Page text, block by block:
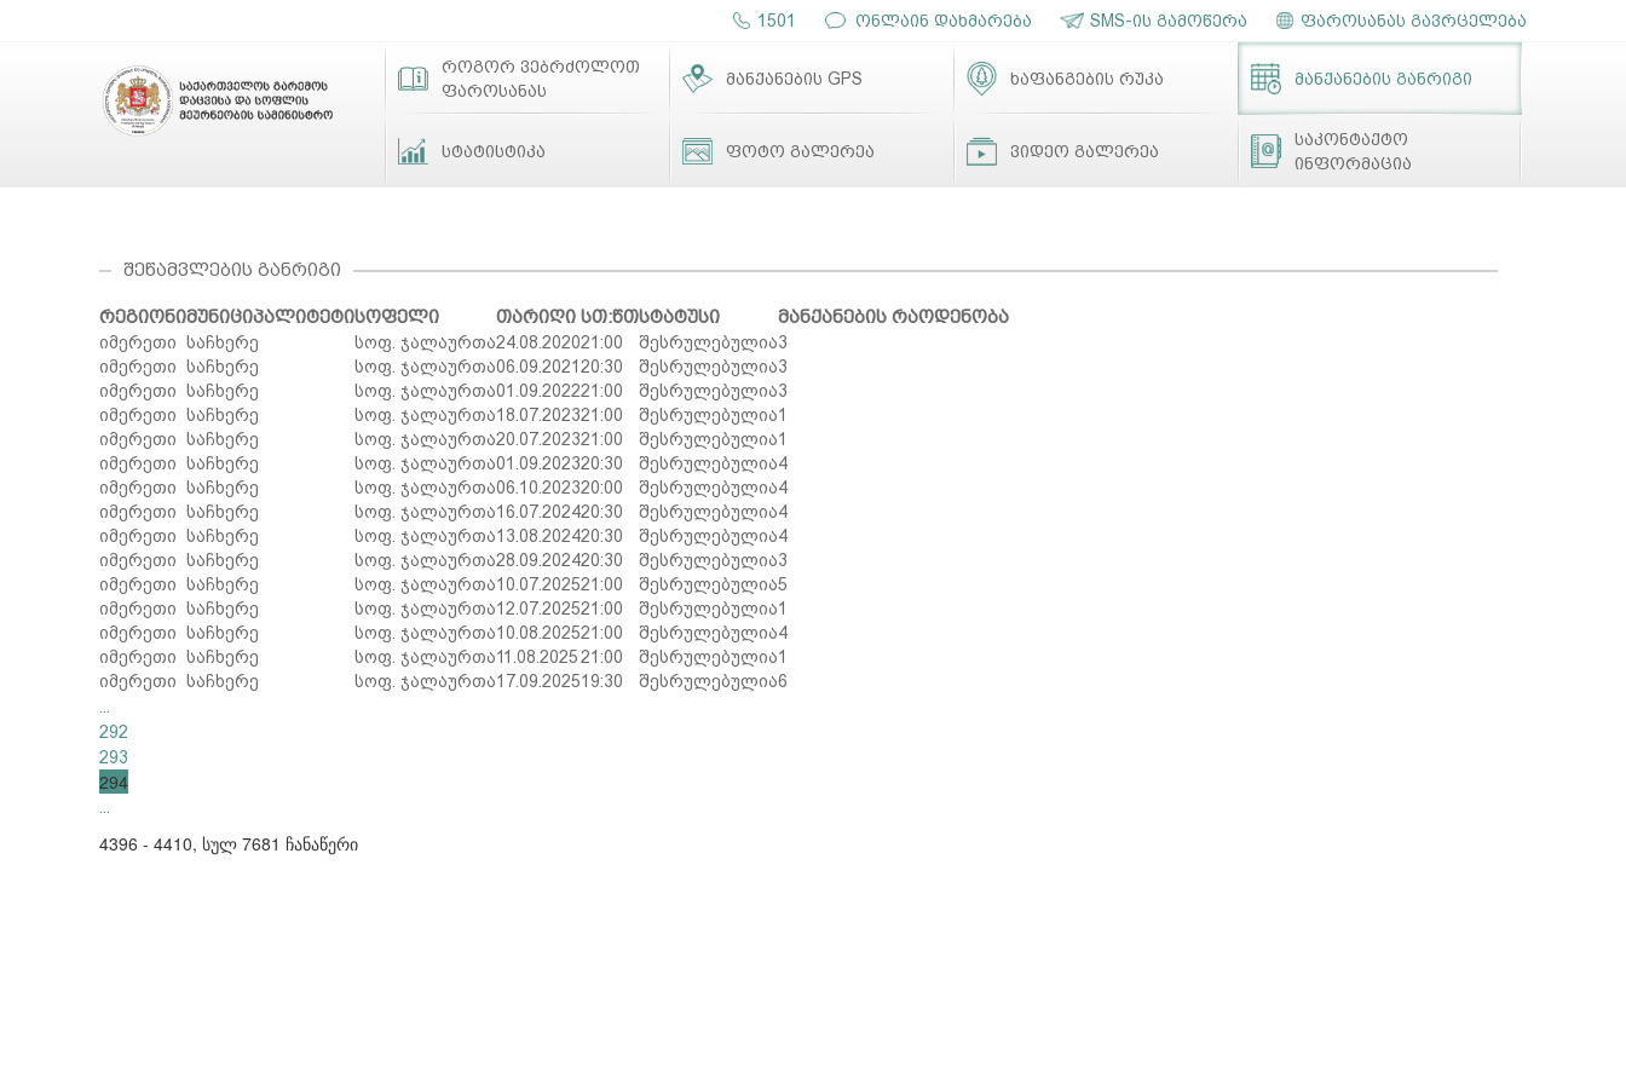
ფაროსანას გავრცელება
SMS-ის გამოწერა
ონლაინ დახმარება
1501
როგორ ვებრძოლოთ
ფაროსანას
მანქანების GPS ხაფანგების რუკა მანქანების განრიგი
სტატისტიკა ფოტო გალერეა ვიდეო გალერეა
საკონტაქტო
ინფორმაცია
ᲨᲔᲬᲐᲛᲕᲚᲔᲑᲘᲡ ᲒᲐᲜᲠᲘᲒᲘ
რეგიონიმუნიციპალიტეტისოფელი თარიღი სთ:წთსტატუსი მანქანების რაოდენობა
იმერეთი საჩხერე სოფ. ჯალაურთა24.08.202021:00 შესრულებულია3
იმერეთი საჩხერე სოფ. ჯალაურთა06.09.202120:30 შესრულებულია3
იმერეთი საჩხერე სოფ. ჯალაურთა01.09.202221:00 შესრულებულია3
იმერეთი საჩხერე სოფ. ჯალაურთა18.07.202321:00 შესრულებულია1
იმერეთი საჩხერე სოფ. ჯალაურთა20.07.202321:00 შესრულებულია1
იმერეთი საჩხერე სოფ. ჯალაურთა01.09.202320:30 შესრულებულია4
იმერეთი საჩხერე სოფ. ჯალაურთა06.10.202320:00 შესრულებულია4
იმერეთი საჩხერე სოფ. ჯალაურთა16.07.202420:30 შესრულებულია4
იმერეთი საჩხერე სოფ. ჯალაურთა13.08.202420:30 შესრულებულია4
იმერეთი საჩხერე სოფ. ჯალაურთა28.09.202420:30 შესრულებულია3
იმერეთი საჩხერე სოფ. ჯალაურთა10.07.202521:00 შესრულებულია5
იმერეთი საჩხერე სოფ. ჯალაურთა12.07.202521:00 შესრულებულია1
იმერეთი საჩხერე სოფ. ჯალაურთა10.08.202521:00 შესრულებულია4
იმერეთი საჩხერე სოფ. ჯალაურთა11.08.2025 21:00 შესრულებულია1
იმერეთი საჩხერე სოფ. ჯალაურთა17.09.202519:30 შესრულებულია6
292
293
294
4396 - 4410, სულ 7681 ჩანაწერი